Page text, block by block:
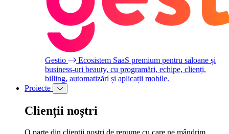
Gestio
Ecosistem SaaS premium pentru saloane și
business-uri beauty, cu programări, echipe, clienți,
billing, automatizări și aplicații mobile.
Proiecte
Clienții noștri
O parte din clienții noștri de renume cu care ne mândrim